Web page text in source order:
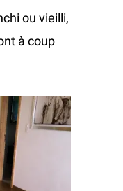
ou vieilli,
à coup